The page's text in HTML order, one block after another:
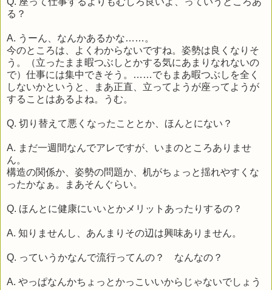
る？
A. うーん、なんかあるかな……。
今のところは、よくわからないですね。姿勢は良くなりそ
う。（立ったまま暇つぶしとかする気にあまりなれないの
で）仕事には集中できそう。……でもまあ暇つぶしを全く
しないかというと、まあ正直、立ってようが座ってようが
することはあるよね。うむ。
Q. 切り替えて悪くなったこととか、ほんとにない？
A. まだ一週間なんでアレですが、いまのところありませ
ん。
構造の関係か、姿勢の問題か、机がちょっと揺れやすくな
ったかなぁ。まあそんぐらい。
Q. ほんとに健康にいいとかメリットあったりするの？
A. 知りませんし、あんまりその辺は興味ありません。
Q. っていうかなんで流行ってんの？ なんなの？
A. やっぱなんかちょっとかっこいいからじゃないでしょう